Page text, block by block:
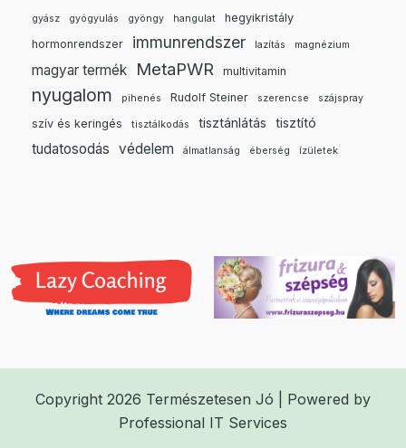
gyász gyógyulás gyöngy hangulat
hegyikristály
hormonrendszer
immunrendszer lazítás magnézium
magyar termék MetaPWR multivitamin
nyugalom pihenés Rudolf Steiner szerencse szájspray
szív és keringés tisztálkodás tisztánlátás tisztító
tudatosodás védelem álmatlanság éberség ízületek
Copyright 2026 Természetesen Jó | Powered by
Professional IT Services